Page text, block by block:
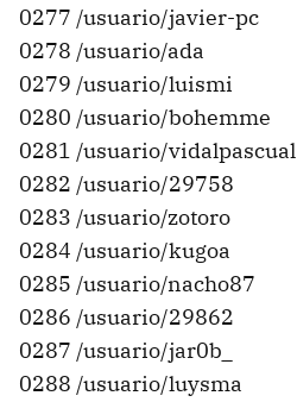
0277 /usuario/javier-pc
0278 /usuario/ada
0279 /usuario/luismi
0280 /usuario/bohemme
0281 /usuario/vidalpascual
0282 /usuario/29758
0283 /usuario/zotoro
0284 /usuario/kugoa
0285 /usuario/nacho87
0286 /usuario/29862
0287 /usuario/jar0b_
0288 /usuario/luysma